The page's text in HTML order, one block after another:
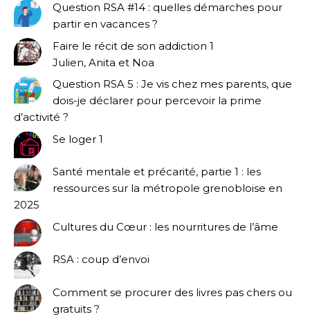
Question RSA #14 : quelles démarches pour
partir en vacances ?
Faire le récit de son addiction 1
Julien, Anita et Noa
Question RSA 5 : Je vis chez mes parents, que
dois-je déclarer pour percevoir la prime
d’activité ?
Se loger 1
Santé mentale et précarité, partie 1 : les
ressources sur la métropole grenobloise en
2025
Cultures du Cœur : les nourritures de l’âme
RSA : coup d’envoi
Comment se procurer des livres pas chers ou
gratuits ?